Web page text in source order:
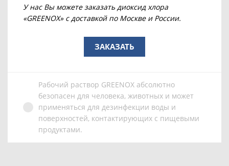
У нас Вы можете заказать диоксид хлора
«GREENOX» с доставкой по Москве и России.
ЗАКАЗАТЬ
Рабочий раствор GREENOX абсолютно
безопасен для человека, животных и может
применяться для дезинфекции воды и
поверхностей, контактирующих с пищевыми
продуктами.